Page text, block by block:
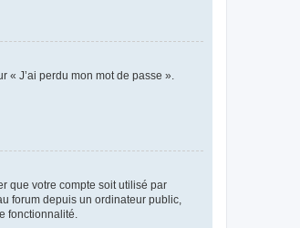
« J’ai perdu mon mot de passe ».
que votre compte soit utilisé par
forum depuis un ordinateur public,
fonctionnalité.